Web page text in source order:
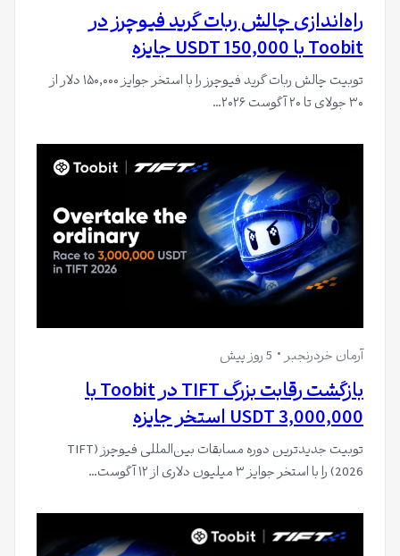
راه‌اندازی چالش ربات گرید فیوچرز در
Toobit با 150,000 USDT جایزه
توبیت چالش ربات گرید فیوچرز را با استخر جوایز ۱۵۰,۰۰۰ دلار از
۳۰ جولای تا ۲۰ آگوست ۲۰۲۶…
آرمان خردرنجبر 5 روز پیش
بازگشت رقابت بزرگ TIFT در Toobit با
3,000,000 USDT استخر جایزه
توبیت جدیدترین دوره مسابقات بین‌المللی فیوچرز (TIFT
2026) را با استخر جوایز ۳ میلیون دلاری از ۱۲ آگوست…